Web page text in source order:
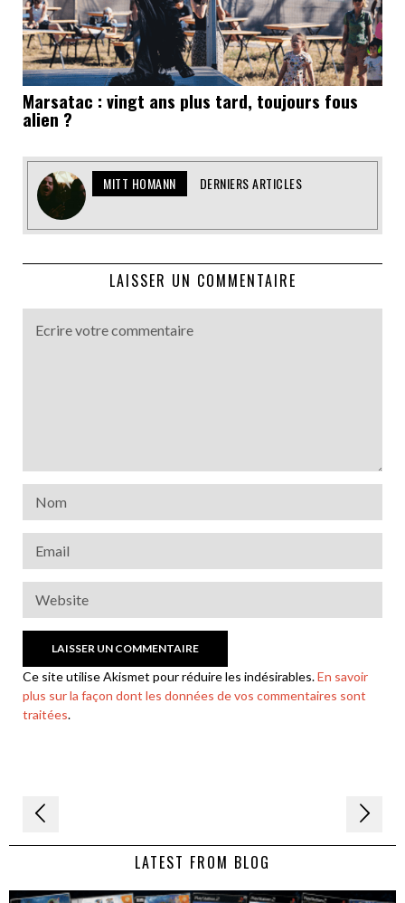
Marsatac : vingt ans plus tard, toujours fous
alien ?
MITT HOMANN DERNIERS ARTICLES
LAISSER UN COMMENTAIRE
Ce site utilise Akismet pour réduire les indésirables.En savoir
plus sur la façon dont les données de vos commentaires sont
traitées.
Navigation
de LATEST FROM BLOG